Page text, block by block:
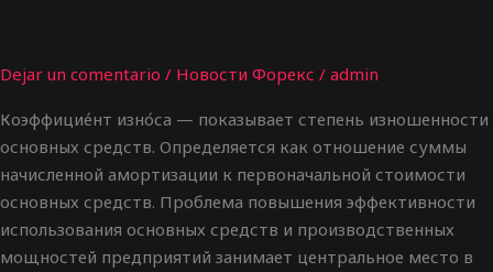
Dejar un comentario / Новости Форекс / admin
Коэффицие́нт изно́са — показывает степень изношенности
основных средств. Определяется как отношение суммы
начисленной амортизации к первоначальной стоимости
основных средств. Проблема повышения эффективности
использования основных средств и производственных
мощностей предприятий занимает центральное место в